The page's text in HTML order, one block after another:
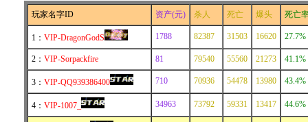
玩家名字ID 资产(元) 杀人 死亡 爆头 死亡
1： VIP-DragonGodS 1788 82387 31503 16620 27.7%
2： VIP-Sorpackfire 81 79540 55560 21273 41.1%
3： VIP-QQ939386400 710 70936 54478 13980 43.4%
4： VIP-1007_ 34963 73792 59331 13417 44.6%